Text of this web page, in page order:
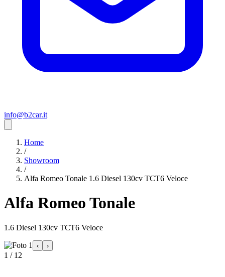
info@b2car.it
Home
/
Showroom
/
Alfa Romeo Tonale 1.6 Diesel 130cv TCT6 Veloce
Alfa Romeo Tonale
1.6 Diesel 130cv TCT6 Veloce
‹ ›
1 / 12